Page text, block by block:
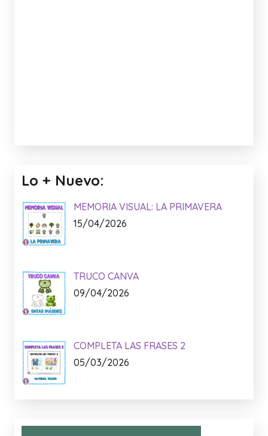
Lo + Nuevo:
MEMORIA VISUAL: LA PRIMAVERA
15/04/2026
TRUCO CANVA
09/04/2026
COMPLETA LAS FRASES 2
05/03/2026